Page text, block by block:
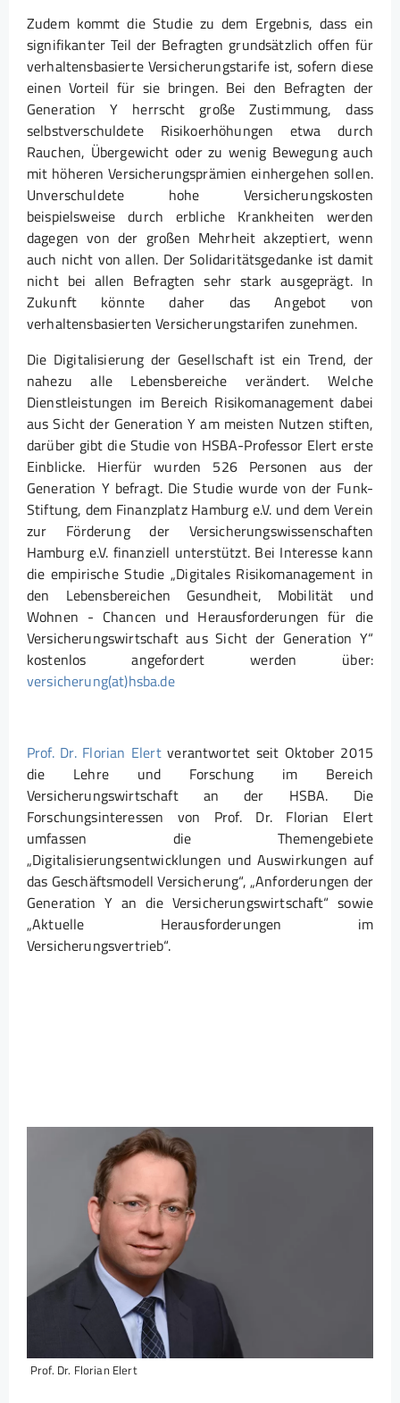
Zudem kommt die Studie zu dem Ergebnis, dass ein
signifikanter Teil der Befragten grundsätzlich offen für
verhaltensbasierte Versicherungstarife ist, sofern diese
einen Vorteil für sie bringen. Bei den Befragten der
Generation Y herrscht große Zustimmung, dass
selbstverschuldete Risikoerhöhungen etwa durch
Rauchen, Übergewicht oder zu wenig Bewegung auch
mit höheren Versicherungsprämien einhergehen sollen.
Unverschuldete hohe Versicherungskosten
beispielsweise durch erbliche Krankheiten werden
dagegen von der großen Mehrheit akzeptiert, wenn
auch nicht von allen. Der Solidaritätsgedanke ist damit
nicht bei allen Befragten sehr stark ausgeprägt. In
Zukunft könnte daher das Angebot von
verhaltensbasierten Versicherungstarifen zunehmen.
Die Digitalisierung der Gesellschaft ist ein Trend, der
nahezu alle Lebensbereiche verändert. Welche
Dienstleistungen im Bereich Risikomanagement dabei
aus Sicht der Generation Y am meisten Nutzen stiften,
darüber gibt die Studie von HSBA-Professor Elert erste
Einblicke. Hierfür wurden 526 Personen aus der
Generation Y befragt. Die Studie wurde von der Funk-
Stiftung, dem Finanzplatz Hamburg e.V. und dem Verein
zur Förderung der Versicherungswissenschaften
Hamburg e.V. finanziell unterstützt. Bei Interesse kann
die empirische Studie „Digitales Risikomanagement in
den Lebensbereichen Gesundheit, Mobilität und
Wohnen - Chancen und Herausforderungen für die
Versicherungswirtschaft aus Sicht der Generation Y“
kostenlos angefordert werden über:
versicherung(at)hsba.de
Prof. Dr. Florian Elertverantwortet seit Oktober 2015
die Lehre und Forschung im Bereich
Versicherungswirtschaft an der HSBA. Die
Forschungsinteressen von Prof. Dr. Florian Elert
umfassen die Themengebiete
„Digitalisierungsentwicklungen und Auswirkungen auf
das Geschäftsmodell Versicherung“, „Anforderungen der
Generation Y an die Versicherungswirtschaft“ sowie
„Aktuelle Herausforderungen im
Versicherungsvertrieb“.
Prof. Dr. Florian Elert